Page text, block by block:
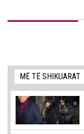
MË TË SHIKUARAT